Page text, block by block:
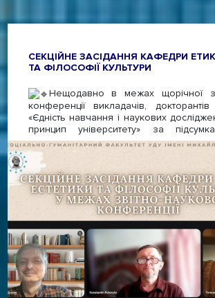
СЕКЦІЙНЕ ЗАСІДАННЯ КАФЕДРИ
ТА ФІЛОСОФІЇ КУЛЬТУРИ
Нещодавно в межах щорічної
конференції викладачів, докторантів
«Єдність навчання і наукових
принцип університету» за